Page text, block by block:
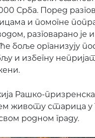
Срба. Поред
и помогне
разговарано је
боље организују
и избегну
Рашко-
животу старица у
родном граду.